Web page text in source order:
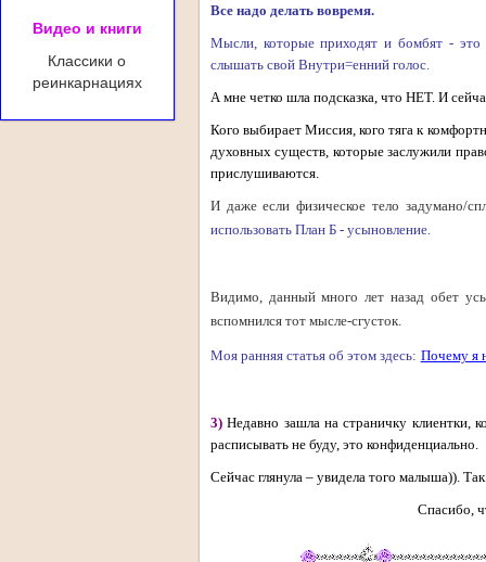
Видео и книги
Классики о
реинкарнациях
Все надо делать вовремя.
Мысли, которые приходят и бомбят -
слышать свой Внутри=енний голос.
А мне четко шла подсказка, что НЕТ. И
Кого выбирает Миссия, кого тяга к
духовных существ, которые заслужили
прислушиваются.
И даже если физическое тело задумано/
использовать План Б - усыновление.
Видимо, данный много лет назад обет
вспомнился тот мысле-сгусток.
Моя ранняя статья об этом здесь: Почему я
3)Недавно зашла на страничку клиентки,
расписывать не буду, это конфиденциально.
Сейчас глянула – увидела того малыша)).
Спасибо,